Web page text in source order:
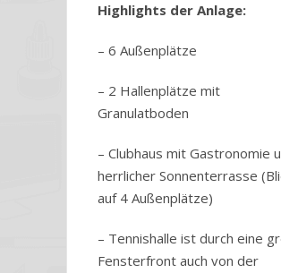
Highlights der Anlage:
– 6 Außenplätze
– 2 Hallenplätze mit
Granulatboden
– Clubhaus mit Gastronomie
herrlicher Sonnenterrasse
auf 4 Außenplätze)
– Tennishalle ist durch eine
Fensterfront auch von der